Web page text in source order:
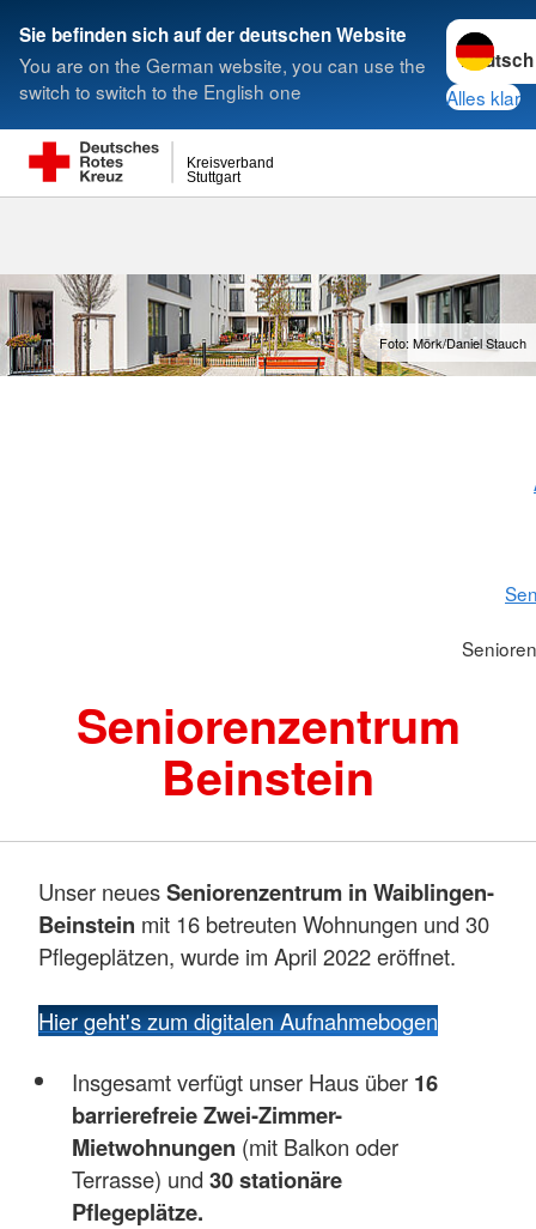
Sie befinden sich auf der deutschen Website
You are on the German website, you can use the
switch to switch to the English one
Sprache
Alles klar
Stuttgart
Kreisverband
Suche
Foto: Mörk/Daniel Stauch
Seniorenzentrum
Beinstein
Unser neuesSeniorenzentrum in Waiblingen-
Beinstein mit 16 betreuten Wohnungen und 30
Pflegeplätzen, wurde im April 2022 eröffnet.
Hier geht's zum digitalen Aufnahmebogen
Insgesamt verfügt unser Haus über 16
barrierefreie Zwei-Zimmer-
Mietwohnungen (mit Balkon oder
Terrasse) und 30 stationäre
Pflegeplätze.